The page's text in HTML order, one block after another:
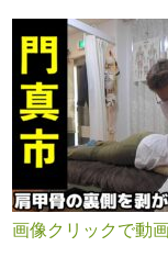
画像クリックで動